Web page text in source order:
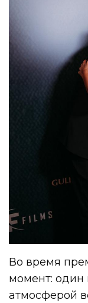
Во время
момент: один
атмосферой